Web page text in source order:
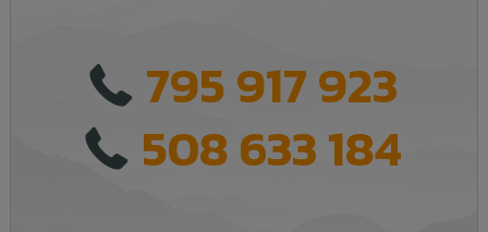
795 917 923
508 633 184